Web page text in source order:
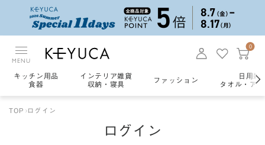
MENU
0
キッチン用品
食器
インテリア雑貨
収納・寝具
ファッション
日用雑
タオル・ア
TOP ログイン
ログイン